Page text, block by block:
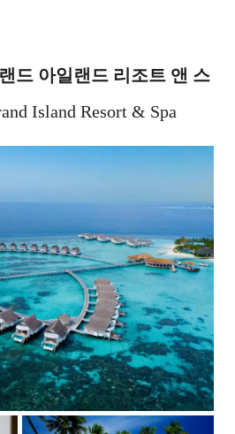
드 아일랜드 리조트 앤 스
Island Resort & Spa